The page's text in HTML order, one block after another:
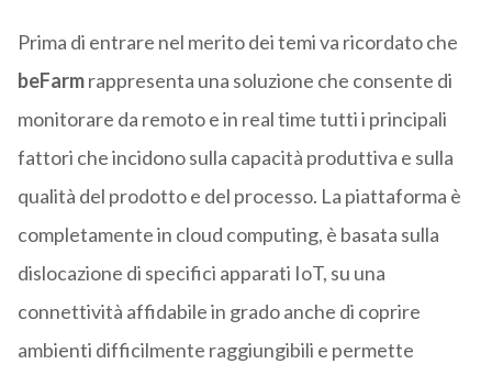
Prima di entrare nel merito dei temi va ricordato che
beFarmrappresenta una soluzione che consente di
monitorare da remoto e in real time tutti i principali
fattori che incidono sulla capacità produttiva e sulla
qualità del prodotto e del processo. La piattaforma è
completamente in cloud computing, è basata sulla
dislocazione di specifici apparati IoT, su una
connettività affidabile in grado anche di coprire
ambienti difficilmente raggiungibili e permette